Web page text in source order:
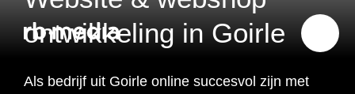
ontwikkeling in Goirle
Als bedrijf uit Goirle online succesvol zijn met